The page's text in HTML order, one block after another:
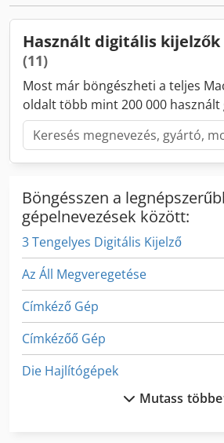
Használt digitális
(11)
Most már böngészheti a teljes
oldalt több mint 200 000 használt
Böngésszen a
gépelnevezések között:
3 Tengelyes Digitális Kijelző
Az Áll Megveregetése
Címkéző Gép
Címkézőő Gép
Die Hajlítógépek
Die Sajtó KovácsolásMutass